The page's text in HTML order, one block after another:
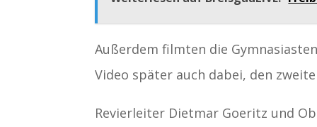
Außerdem filmten die
Video später auch dabei, den
Revierleiter Dietmar Goeritz und